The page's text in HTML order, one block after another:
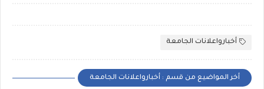
أخبارواعلانات الجامعة
أخر المواضيع من قسم : أخبارواعلانات الجامعة